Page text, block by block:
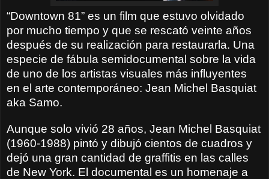
“Downtown 81” es un film que estuvo olvidado
por mucho tiempo y que se rescató veinte años
después de su realización para restaurarla. Una
especie de fábula semidocumental sobre la vida
de uno de los artistas visuales más influyentes
en el arte contemporáneo: Jean Michel Basquiat
aka Samo.
Aunque solo vivió 28 años, Jean Michel Basquiat
(1960-1988) pintó y dibujó cientos de cuadros y
dejó una gran cantidad de graffitis en las calles
de New York. El documental es un homenaje a